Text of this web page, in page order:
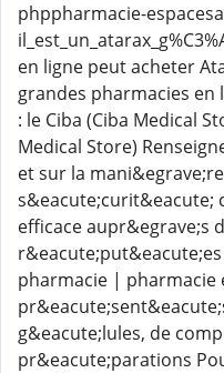
phppharmacie-
en ligne peut acheter
grandes pharmacies en
: le Ciba (Ciba Medical
Medical Store)
et sur la
s&eacute;curit&eacute;
efficace aupr&egrave;s
pharmacie | pharmacie
g&eacute;lules, de
pr&eacute;parations